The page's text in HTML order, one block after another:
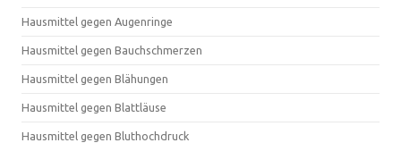
Hausmittel gegen Augenringe
Hausmittel gegen Bauchschmerzen
Hausmittel gegen Blähungen
Hausmittel gegen Blattläuse
Hausmittel gegen Bluthochdruck